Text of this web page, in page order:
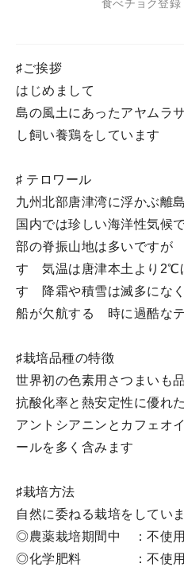
食べチョク登録
♯ご挨拶
はじめまして
島の風土にあったアヤムラ
し飼い養鶏をしています
♯ テロワール
九州北部唐津湾に浮かぶ離
国内では珍しい海洋性気
部の脊振山地は多いですが
す 気温は唐津本土より2℃
す 降霜や積雪は滅多にな
船が欠航する 時に過酷な
♯栽培品種の特徴
世界初の色素用さつまいも
抗酸化率と熱安定性に優れ
アントシアニンとカフェオ
ールを多く含みます
♯栽培方法
自然に委ねる栽培をしてい
◎農薬栽培期間中 ：不使用
◎化学肥料 ：不使用